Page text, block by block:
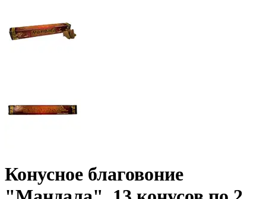
Конусное благовоние